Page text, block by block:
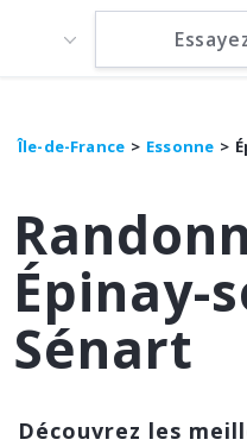
Île-de-France Essonne
Épinay-
Sénart
Découvrez les